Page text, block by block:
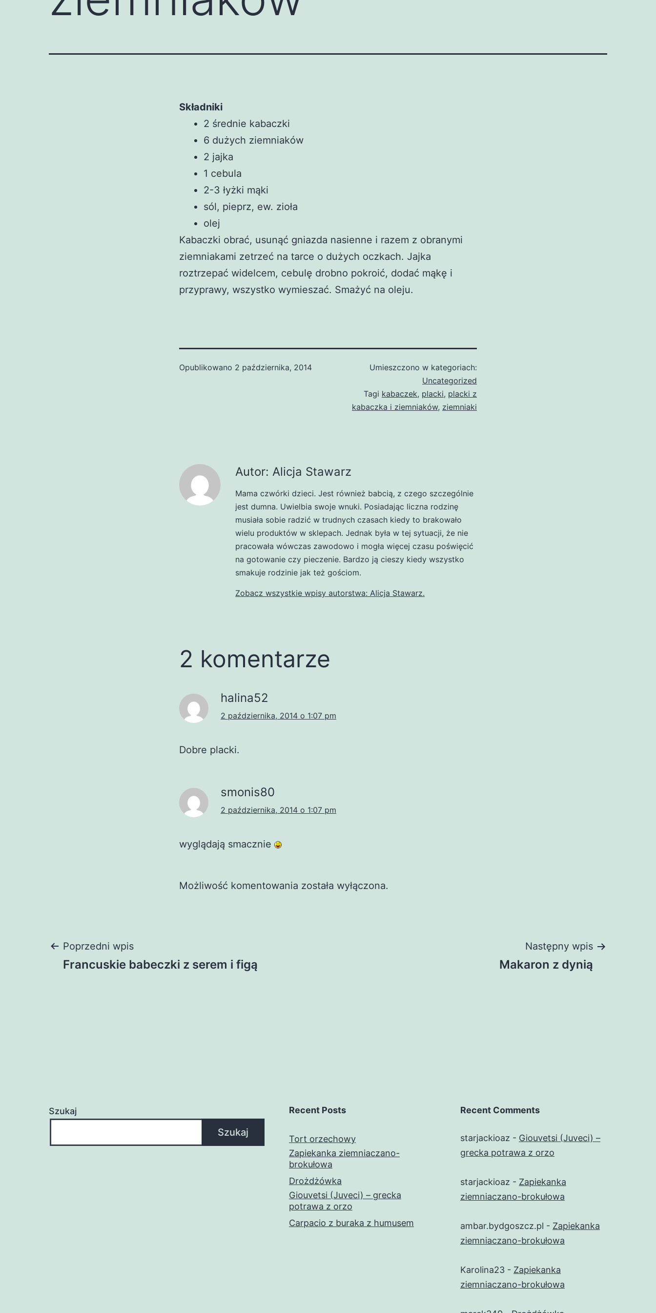
Składniki
2 średnie kabaczki
6 dużych ziemniaków
2 jajka
1 cebula
2-3 łyżki mąki
sól, pieprz, ew. zioła
olej
Kabaczki obrać, usunąć gniazda nasienne i razem z obranymi
ziemniakami zetrzeć na tarce o dużych oczkach. Jajka
roztrzepać widelcem, cebulę drobno pokroić, dodać mąkę i
przyprawy, wszystko wymieszać. Smażyć na oleju.
Opublikowano 2 października, 2014
Umieszczono w kategoriach:
Uncategorized
Tagi kabaczek, placki, placki z
kabaczka i ziemniaków, ziemniaki
Autor: Alicja Stawarz
Mama czwórki dzieci. Jest również babcią, z czego szczególnie
jest dumna. Uwielbia swoje wnuki. Posiadając liczna rodzinę
musiała sobie radzić w trudnych czasach kiedy to brakowało
wielu produktów w sklepach. Jednak była w tej sytuacji, że nie
pracowała wówczas zawodowo i mogła więcej czasu poświęcić
na gotowanie czy pieczenie. Bardzo ją cieszy kiedy wszystko
smakuje rodzinie jak też gościom.
Zobacz wszystkie wpisy autorstwa: Alicja Stawarz.
2 komentarze
halina52
2 października, 2014 o 1:07 pm
Dobre placki.
smonis80
2 października, 2014 o 1:07 pm
wyglądają smacznie
Możliwość komentowania została wyłączona.
Nawigacja
Poprzedni wpis
Francuskie babeczki z serem i figą
Następny wpis
Makaron z dynią
Szukaj
Szukaj
Recent Posts
Tort orzechowy
Zapiekanka ziemniaczano-
brokułowa
Drożdżówka
Giouvetsi (Juveci) – grecka
potrawa z orzo
Carpacio z buraka z humusem
Recent Comments
starjackioaz - Giouvetsi (Juveci) –
grecka potrawa z orzo
starjackioaz - Zapiekanka
ziemniaczano-brokułowa
ambar.bydgoszcz.pl - Zapiekanka
ziemniaczano-brokułowa
Karolina23 - Zapiekanka
ziemniaczano-brokułowa